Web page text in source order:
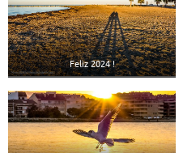
Feliz 2024 !